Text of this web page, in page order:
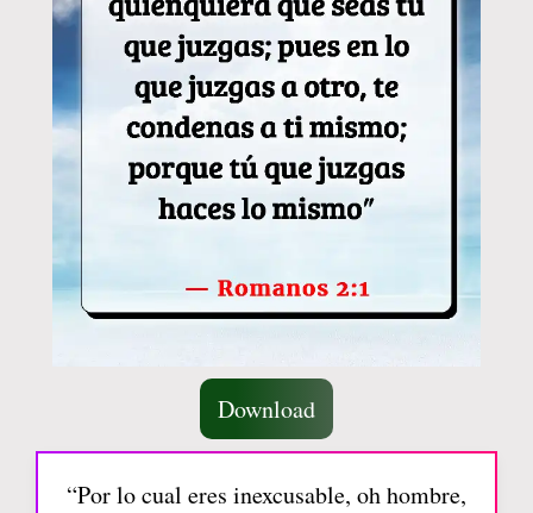
Download
“Por lo cual eres inexcusable, oh hombre,